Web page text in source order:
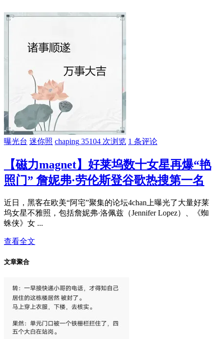
曝光台 迷你照 chaping 35104 次浏览 1 条评论
【磁力magnet】好莱坞数十女星再爆“艳
照门” 詹妮弗·劳伦斯登谷歌热搜第一名
近日，黑客在欧美“阿宅”聚集的论坛4chan上曝光了大量好莱
坞女星不雅照，包括詹妮弗·洛佩兹（Jennifer Lopez）、《蜘
蛛侠》女 ...
查看全文
文章聚合